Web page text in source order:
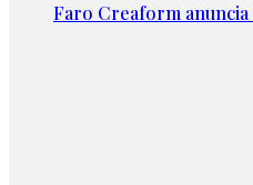
Faro Creaform